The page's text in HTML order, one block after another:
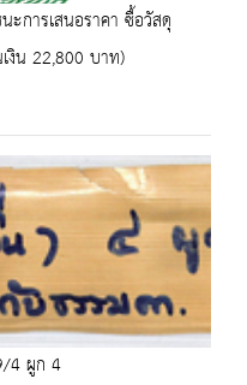
ะการเสนอราคา ซื้อวัสดุ
เงิน 22,800 บาท)
4 ผูก 4